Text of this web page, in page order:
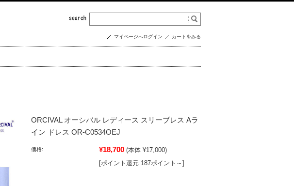
マイページへログイン カートをみる
ORCIVAL オーシバル レディース スリーブレス Aラ
イン ドレス OR-C0534OEJ
価格: ¥18,700 (本体 ¥17,000)
[ポイント還元 187ポイント～]